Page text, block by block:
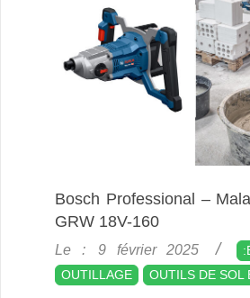
Bosch Professional –
GRW 18V-160
2025-
02-
09
Le : 9 février 2025
OUTILLAGE
OUTILS DE SOL